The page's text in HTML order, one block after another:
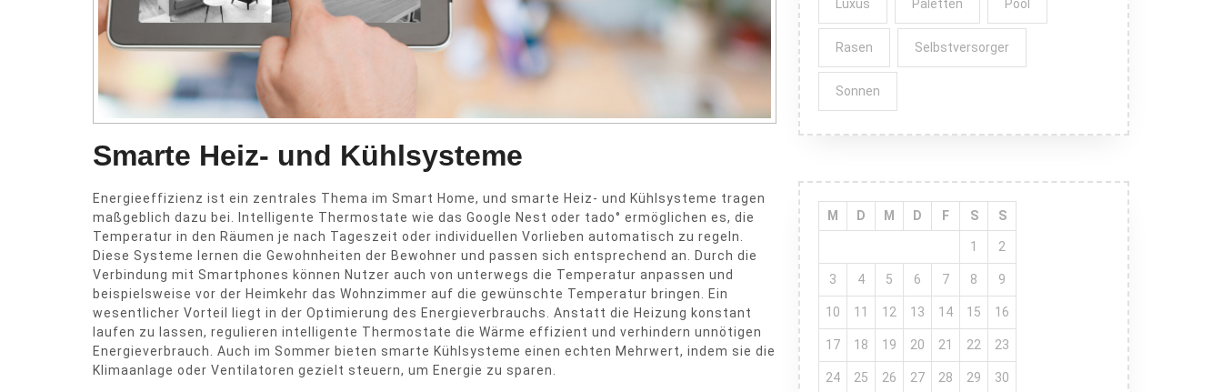
Smarte Heiz- und Kühlsysteme
Energieeffizienz ist ein zentrales Thema im Smart Home, und smarte Heiz- und Kühlsysteme tragen
maßgeblich dazu bei. Intelligente Thermostate wie das Google Nest oder tado° ermöglichen es, die
Temperatur in den Räumen je nach Tageszeit oder individuellen Vorlieben automatisch zu regeln.
Diese Systeme lernen die Gewohnheiten der Bewohner und passen sich entsprechend an. Durch die
Verbindung mit Smartphones können Nutzer auch von unterwegs die Temperatur anpassen und
beispielsweise vor der Heimkehr das Wohnzimmer auf die gewünschte Temperatur bringen. Ein
wesentlicher Vorteil liegt in der Optimierung des Energieverbrauchs. Anstatt die Heizung konstant
laufen zu lassen, regulieren intelligente Thermostate die Wärme effizient und verhindern unnötigen
Energieverbrauch. Auch im Sommer bieten smarte Kühlsysteme einen echten Mehrwert, indem sie die
Klimaanlage oder Ventilatoren gezielt steuern, um Energie zu sparen.
Luxus Paletten Pool
Rasen Selbstversorger
Sonnen
M D M D F S S
1 2
3 4 5 6 7 8 9
10 11 12 13 14 15 16
17 18 19 20 21 22 23
24 25 26 27 28 29 30